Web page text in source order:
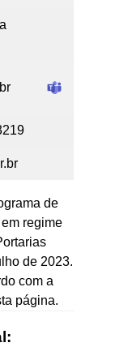
de
regime
de 2023.
com a
página.